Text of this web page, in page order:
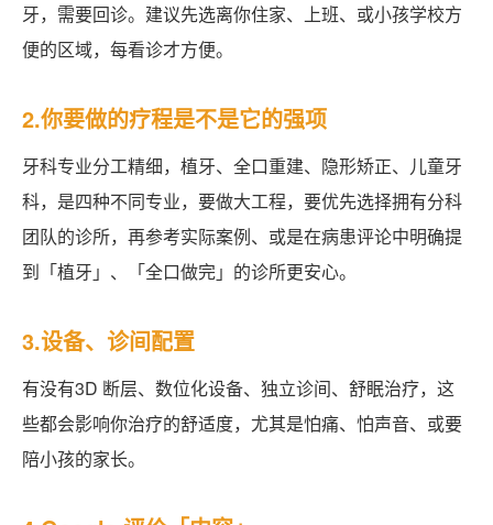
牙，需要回诊。建议先选离你住家、上班、或小孩学校方
便的区域，每看诊才方便。
2.你要做的疗程是不是它的强项
牙科专业分工精细，植牙、全口重建、隐形矫正、儿童牙
科，是四种不同专业，要做大工程，要优先选择拥有分科
团队的诊所，再参考实际案例、或是在病患评论中明确提
到「植牙」、「全口做完」的诊所更安心。
3.设备、诊间配置
有没有3D 断层、数位化设备、独立诊间、舒眠治疗，这
些都会影响你治疗的舒适度，尤其是怕痛、怕声音、或要
陪小孩的家长。